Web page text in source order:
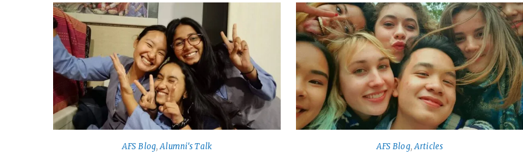
AFS Blog,Alumni's Talk AFS Blog,Articles